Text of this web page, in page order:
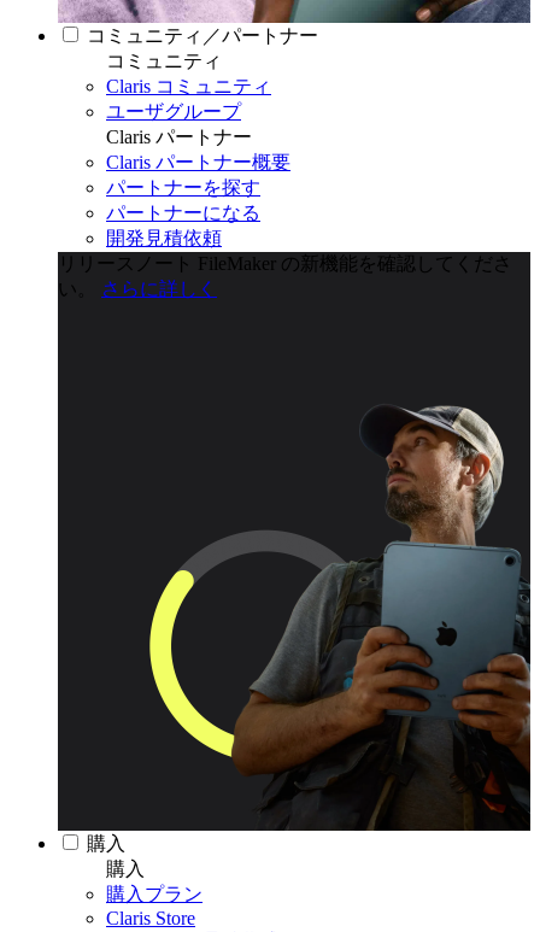
コミュニティ／パートナー
コミュニティ
Claris コミュニティ
ユーザグループ
Claris パートナー
Claris パートナー概要
パートナーを探す
パートナーになる
開発見積依頼
リリースノート
FileMaker の新機能を確認してくださ
い。
さらに詳しく
購入
購入
購入プラン
Claris Store